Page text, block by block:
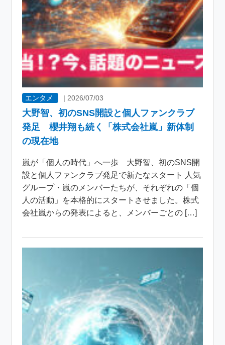
エンタメ |2026/07/03
大野智、初のSNS開設と個人ファンクラブ
発足 櫻井翔も続く「株式会社嵐」新体制
の現在地
嵐が「個人の時代」へ一歩 大野智、初のSNS開
設と個人ファンクラブ発足で新たなスタート 人気
グループ・嵐のメンバーたちが、それぞれの「個
人の活動」を本格的にスタートさせました。株式
会社嵐からの発表によると、メンバーごとの […]